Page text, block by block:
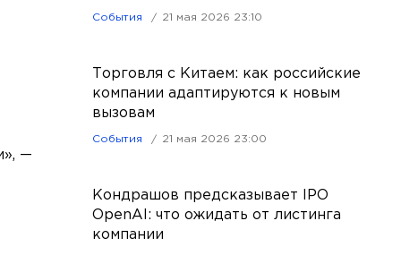
—
События 21 мая 2026 23:10
Торговля с Китаем: как российские
компании адаптируются к новым
вызовам
События 21 мая 2026 23:00
Кондрашов предсказывает IPO
OpenAI: что ожидать от листинга
компании